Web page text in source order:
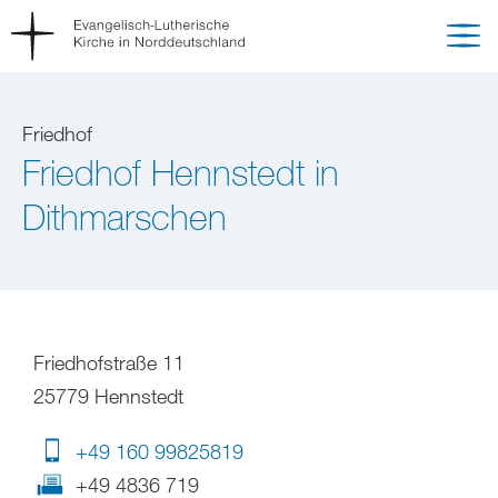
Friedhof
Friedhof Hennstedt in
Dithmarschen
Friedhofstraße 11
25779 Hennstedt
+49 160 99825819
+49 4836 719